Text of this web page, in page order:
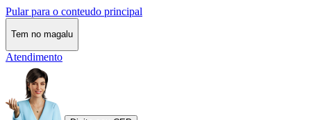
Pular para o conteudo principal
Tem no magalu
Atendimento